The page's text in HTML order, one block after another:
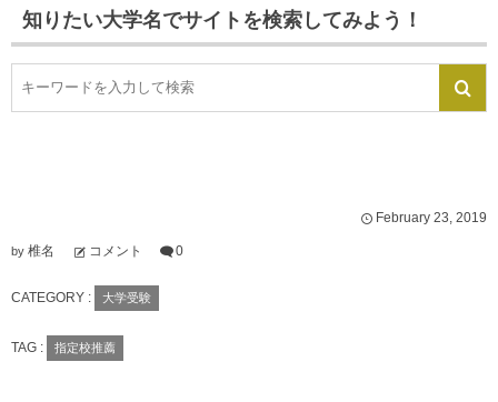
知りたい大学名でサイトを検索してみよう！
February 23, 2019
by 椎名 コメント 0
CATEGORY : 大学受験
TAG : 指定校推薦